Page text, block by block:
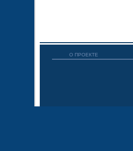
О ПРОЕКТЕ